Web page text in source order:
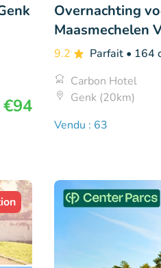
€94
Overnachting
Maasmechelen
9.2 Parfait • 164
Carbon Hotel
Genk (20km)
Vendu : 63